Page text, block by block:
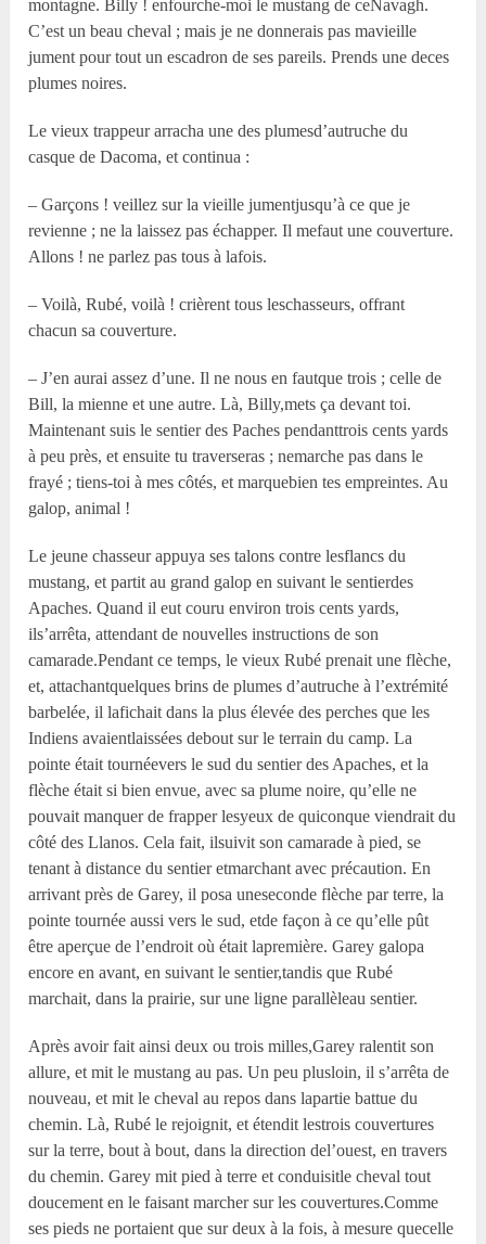
montagne. Billy ! enfourche-moi le mustang de ceNavagh.
C’est un beau cheval ; mais je ne donnerais pas mavieille
jument pour tout un escadron de ses pareils. Prends une deces
plumes noires.
Le vieux trappeur arracha une des plumesd’autruche du
casque de Dacoma, et continua :
– Garçons ! veillez sur la vieille jumentjusqu’à ce que je
revienne ; ne la laissez pas échapper. Il mefaut une couverture.
Allons ! ne parlez pas tous à lafois.
– Voilà, Rubé, voilà ! crièrent tous leschasseurs, offrant
chacun sa couverture.
– J’en aurai assez d’une. Il ne nous en fautque trois ; celle de
Bill, la mienne et une autre. Là, Billy,mets ça devant toi.
Maintenant suis le sentier des Paches pendanttrois cents yards
à peu près, et ensuite tu traverseras ; nemarche pas dans le
frayé ; tiens-toi à mes côtés, et marquebien tes empreintes. Au
galop, animal !
Le jeune chasseur appuya ses talons contre lesflancs du
mustang, et partit au grand galop en suivant le sentierdes
Apaches. Quand il eut couru environ trois cents yards,
ils’arrêta, attendant de nouvelles instructions de son
camarade.Pendant ce temps, le vieux Rubé prenait une flèche,
et, attachantquelques brins de plumes d’autruche à l’extrémité
barbelée, il lafichait dans la plus élevée des perches que les
Indiens avaientlaissées debout sur le terrain du camp. La
pointe était tournéevers le sud du sentier des Apaches, et la
flèche était si bien envue, avec sa plume noire, qu’elle ne
pouvait manquer de frapper lesyeux de quiconque viendrait du
côté des Llanos. Cela fait, ilsuivit son camarade à pied, se
tenant à distance du sentier etmarchant avec précaution. En
arrivant près de Garey, il posa uneseconde flèche par terre, la
pointe tournée aussi vers le sud, etde façon à ce qu’elle pût
être aperçue de l’endroit où était lapremière. Garey galopa
encore en avant, en suivant le sentier,tandis que Rubé
marchait, dans la prairie, sur une ligne parallèleau sentier.
Après avoir fait ainsi deux ou trois milles,Garey ralentit son
allure, et mit le mustang au pas. Un peu plusloin, il s’arrêta de
nouveau, et mit le cheval au repos dans lapartie battue du
chemin. Là, Rubé le rejoignit, et étendit lestrois couvertures
sur la terre, bout à bout, dans la direction del’ouest, en travers
du chemin. Garey mit pied à terre et conduisitle cheval tout
doucement en le faisant marcher sur les couvertures.Comme
ses pieds ne portaient que sur deux à la fois, à mesure quecelle